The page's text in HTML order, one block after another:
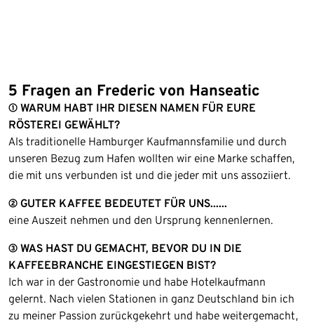
5 Fragen an Frederic von Hanseatic
① WARUM HABT IHR DIESEN NAMEN FÜR EURE
RÖSTEREI GEWÄHLT?
Als traditionelle Hamburger Kaufmannsfamilie und durch
unseren Bezug zum Hafen wollten wir eine Marke schaffen,
die mit uns verbunden ist und die jeder mit uns assoziiert.
② GUTER KAFFEE BEDEUTET FÜR UNS......
eine Auszeit nehmen und den Ursprung kennenlernen.
③ WAS HAST DU GEMACHT, BEVOR DU IN DIE
KAFFEEBRANCHE EINGESTIEGEN BIST?
Ich war in der Gastronomie und habe Hotelkaufmann
gelernt. Nach vielen Stationen in ganz Deutschland bin ich
zu meiner Passion zurückgekehrt und habe weitergemacht,